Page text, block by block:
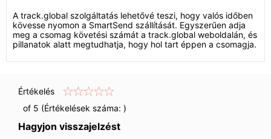
A track.global szolgáltatás lehetővé teszi, hogy valós időben
kövesse nyomon a SmartSend szállítását. Egyszerűen adja
meg a csomag követési számát a track.global weboldalán, és
pillanatok alatt megtudhatja, hogy hol tart éppen a csomagja.
Értékelés
of 5 (Értékelések száma: )
Hagyjon visszajelzést